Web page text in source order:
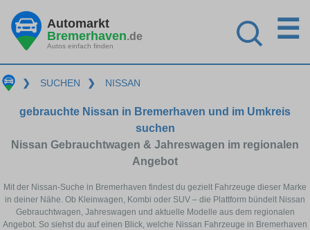
Automarkt
Bremerhaven.de
Autos einfach finden
☰
❯ SUCHEN ❯ NISSAN
gebrauchte Nissan in Bremerhaven und im Umkreis
suchen
Nissan Gebrauchtwagen & Jahreswagen im regionalen
Angebot
Mit der Nissan-Suche in Bremerhaven findest du gezielt Fahrzeuge dieser Marke
in deiner Nähe. Ob Kleinwagen, Kombi oder SUV – die Plattform bündelt Nissan
Gebrauchtwagen, Jahreswagen und aktuelle Modelle aus dem regionalen
Angebot. So siehst du auf einen Blick, welche Nissan Fahrzeuge in Bremerhaven